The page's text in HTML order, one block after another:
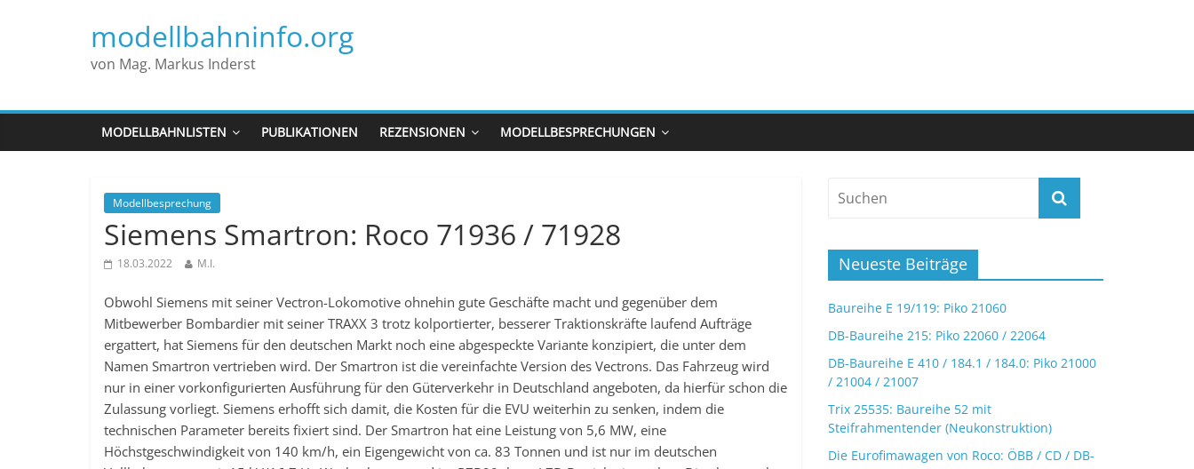
modellbahninfo.org
von Mag. Markus Inderst
MODELLBAHNLISTEN PUBLIKATIONEN REZENSIONEN MODELLBESPRECHUNGEN
Modellbesprechung
Siemens Smartron: Roco 71936 / 71928
18.03.2022 M.I.
Obwohl Siemens mit seiner Vectron-Lokomotive ohnehin gute Geschäfte macht und gegenüber dem
Mitbewerber Bombardier mit seiner TRAXX 3 trotz kolportierter, besserer Traktionskräfte laufend Aufträge
ergattert, hat Siemens für den deutschen Markt noch eine abgespeckte Variante konzipiert, die unter dem
Namen Smartron vertrieben wird. Der Smartron ist die vereinfachte Version des Vectrons. Das Fahrzeug wird
nur in einer vorkonfigurierten Ausführung für den Güterverkehr in Deutschland angeboten, da hierfür schon die
Zulassung vorliegt. Siemens erhofft sich damit, die Kosten für die EVU weiterhin zu senken, indem die
technischen Parameter bereits fixiert sind. Der Smartron hat eine Leistung von 5,6 MW, eine
Höchstgeschwindigkeit von 140 km/h, ein Eigengewicht von ca. 83 Tonnen und ist nur im deutschen
Neueste Beiträge
Baureihe E 19/119: Piko 21060
DB-Baureihe 215: Piko 22060 / 22064
DB-Baureihe E 410 / 184.1 / 184.0: Piko 21000
/ 21004 / 21007
Trix 25535: Baureihe 52 mit
Steifrahmentender (Neukonstruktion)
Die Eurofimawagen von Roco: ÖBB / CD / DB-